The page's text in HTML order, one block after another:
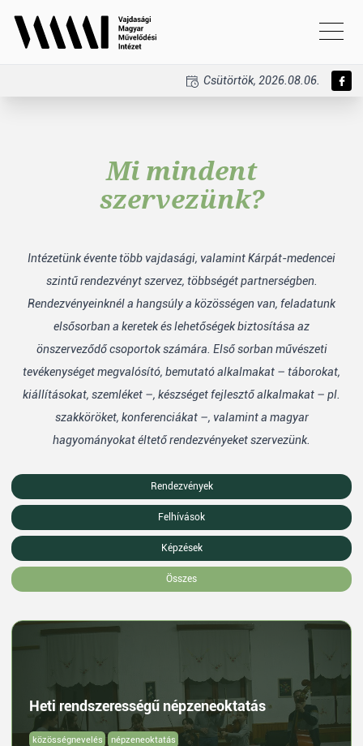
Csütörtök, 2026.08.06.
Mi mindent
szervezünk?
Intézetünk évente több vajdasági, valamint Kárpát-medencei
szintű rendezvényt szervez, többségét partnerségben.
Rendezvényeinknél a hangsúly a közösségen van, feladatunk
elsősorban a keretek és lehetőségek biztosítása az
önszerveződő csoportok számára. Első sorban művészeti
tevékenységet megvalósító, bemutató alkalmakat – táborokat,
kiállításokat, szemléket –, készséget fejlesztő alkalmakat – pl.
szakköröket, konferenciákat –, valamint a magyar
hagyományokat éltető rendezvényeket szervezünk.
Rendezvények
Felhívások
Képzések
Összes
Heti rendszerességű népzeneoktatás
közösségnevelés népzeneoktatás